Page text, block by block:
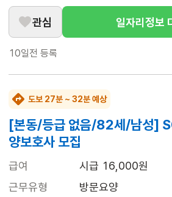
관심 일자리정보
10일전 등록
도보 27분 ~ 32분 예상
[본동/등급 없음/82세/남성]
양보호사 모집
급여
시급 16,000원
근무유형
방문요양